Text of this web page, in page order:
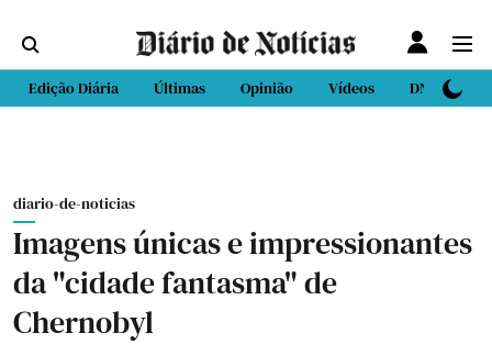
Edição Diária Últimas Opinião Vídeos DN Sport
diario-de-noticias
Imagens únicas e impressionantes
da "cidade fantasma" de
Chernobyl